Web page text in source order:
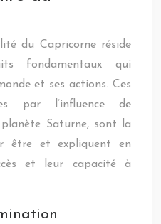
du Capricorne réside
fondamentaux qui
et ses actions. Ces
par l’influence de
Saturne, sont la
être et expliquent en
et leur capacité à